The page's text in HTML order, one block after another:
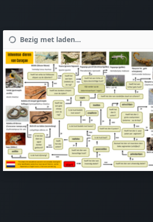
Bezig met laden...